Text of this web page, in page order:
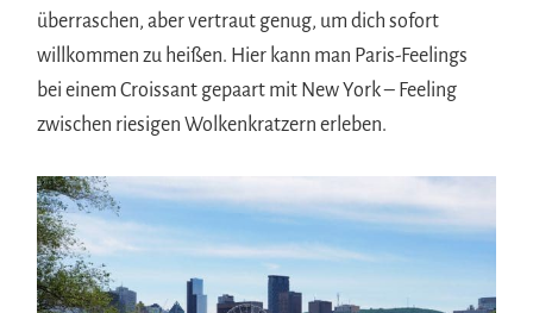
überraschen, aber vertraut genug, um dich sofort
willkommen zu heißen. Hier kann man Paris-Feelings
bei einem Croissant gepaart mit New York – Feeling
zwischen riesigen Wolkenkratzern erleben.